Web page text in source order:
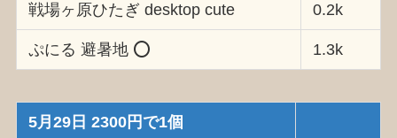
戦場ヶ原ひたぎ desktop cute 0.2k
ぷにる 避暑地 ⭕️ 1.3k
5月29日 2300円で1個